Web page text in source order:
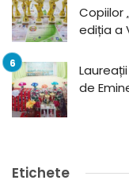
Copiilor
ediția a
de
Etichete